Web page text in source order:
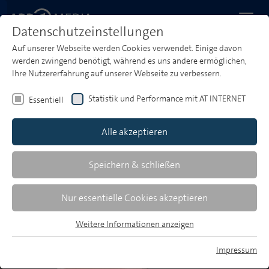
Startseite Media & Market Insights
Branchentalk
Dr. Traugott Ullrich
"Umckaloabo® konnte durch
die Radiokampagne verlorene
Marktanteile zurückgewinnen."
Dr. Traugott Ullrich, General Manager, Schwabe
Pharma Deutschland, im Gespräch mit der ARD
MEDIA GmbH
Datenschutzeinstellungen
Auf unserer Webseite werden Cookies verwendet. Einige davon
werden zwingend benötigt, während es uns andere ermöglichen,
Ihre Nutzererfahrung auf unserer Webseite zu verbessern.
Essentiell Statistik und Performance mit AT INTERNET
Alle akzeptieren
Speichern & schließen
Nur essentielle Cookies akzeptieren
Essentielle Cookies werden für grundlegende Funktionen der
Weitere Informationen anzeigen
Impressum